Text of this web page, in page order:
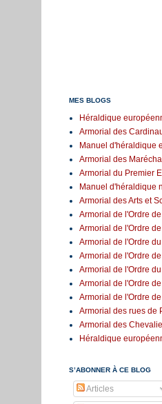
MES BLOGS
Héraldique
Armorial des
Manuel d'héraldique
Armorial des
Armorial du Premier
Manuel d'héraldique
Armorial des Arts et
Armorial de l'Ordre
Armorial de l'Ordre
Armorial de l'Ordre
Armorial de l'Ordre
Armorial de l'Ordre
Armorial de l'Ordre
Armorial de l'Ordre
Armorial des rues de
Armorial des
Héraldique
S’ABONNER À CE BLOG
Articles